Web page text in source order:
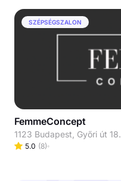
SZÉPSÉGSZALON
FemmeConcept
1123 Budapest, Győri út 18.
5.0 (8)